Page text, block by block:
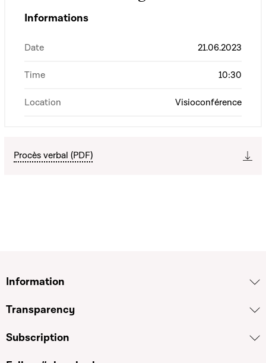
Informations
Date 21.06.2023
Time 10:30
Location Visioconférence
Procès verbal (PDF)
Information
Transparency
Subscription